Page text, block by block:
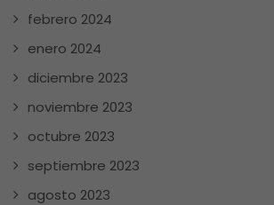
febrero 2024
enero 2024
diciembre 2023
noviembre 2023
octubre 2023
septiembre 2023
agosto 2023